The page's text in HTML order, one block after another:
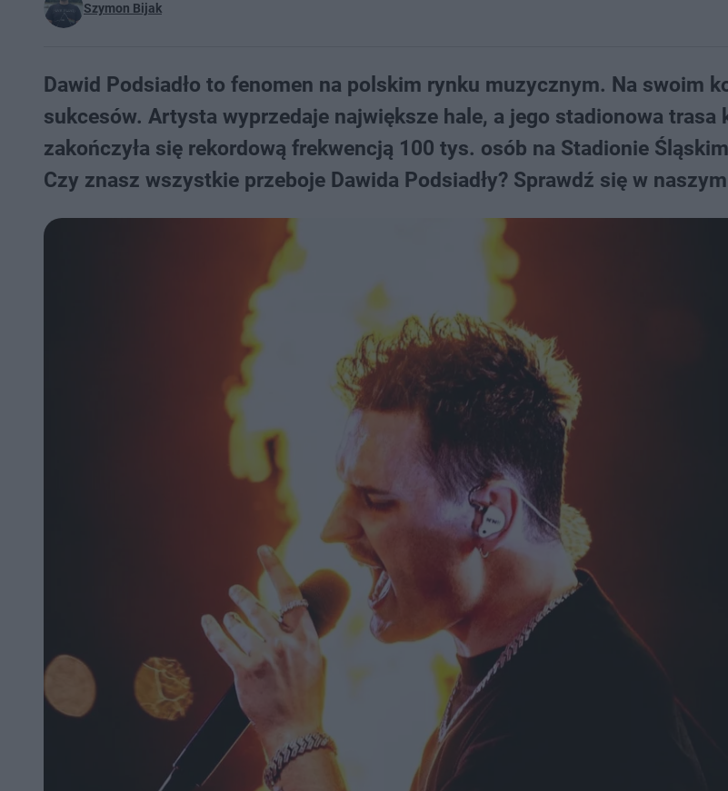
Szymon Bijak
Dawid Podsiadło to fenomen na polskim rynku muzycznym. Na swoim
sukcesów. Artysta wyprzedaje największe hale, a jego stadionowa trasa
zakończyła się rekordową frekwencją 100 tys. osób na Stadionie
Czy znasz wszystkie przeboje Dawida Podsiadły? Sprawdź się w